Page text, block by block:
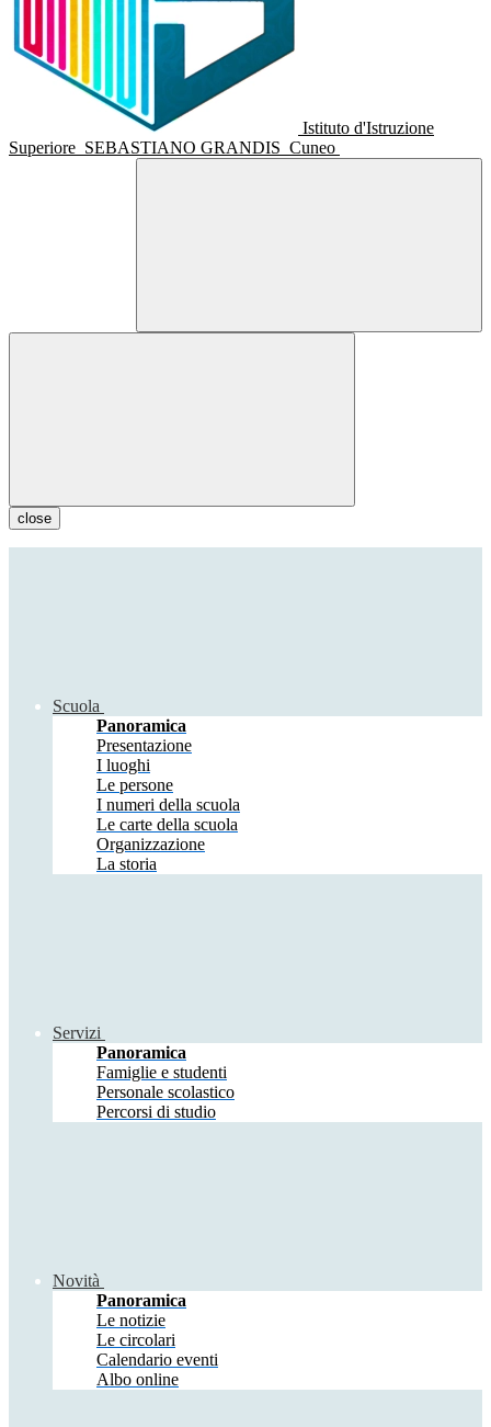
Istituto d'Istruzione
Superiore SEBASTIANO GRANDIS Cuneo
close
Scuola
Panoramica
Presentazione
I luoghi
Le persone
I numeri della scuola
Le carte della scuola
Organizzazione
La storia
Servizi
Panoramica
Famiglie e studenti
Personale scolastico
Percorsi di studio
Novità
Panoramica
Le notizie
Le circolari
Calendario eventi
Albo online